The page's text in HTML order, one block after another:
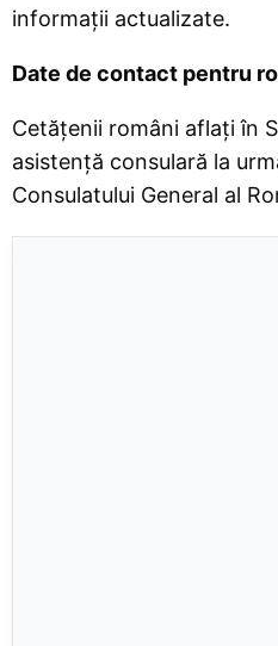
informații actualizate.
Date de contact pentru
Cetățenii români aflați în
asistență consulară la
Consulatului General al